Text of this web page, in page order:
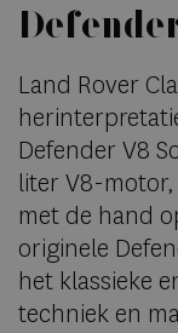
Land Rover
Defender V8
liter V8-
met de hand
originele
het klassieke
techniek en